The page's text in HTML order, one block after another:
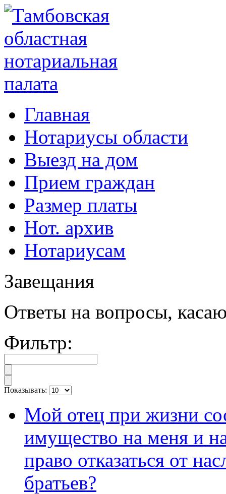
Главная
Нотариусы области
Выезд на дом
Прием граждан
Размер платы
Нот. архив
Нотариусам
Завещания
Ответы на вопросы,
Фильтр:
Показывать:
Мой отец при жизни
имущество на меня и
право отказаться от
братьев?